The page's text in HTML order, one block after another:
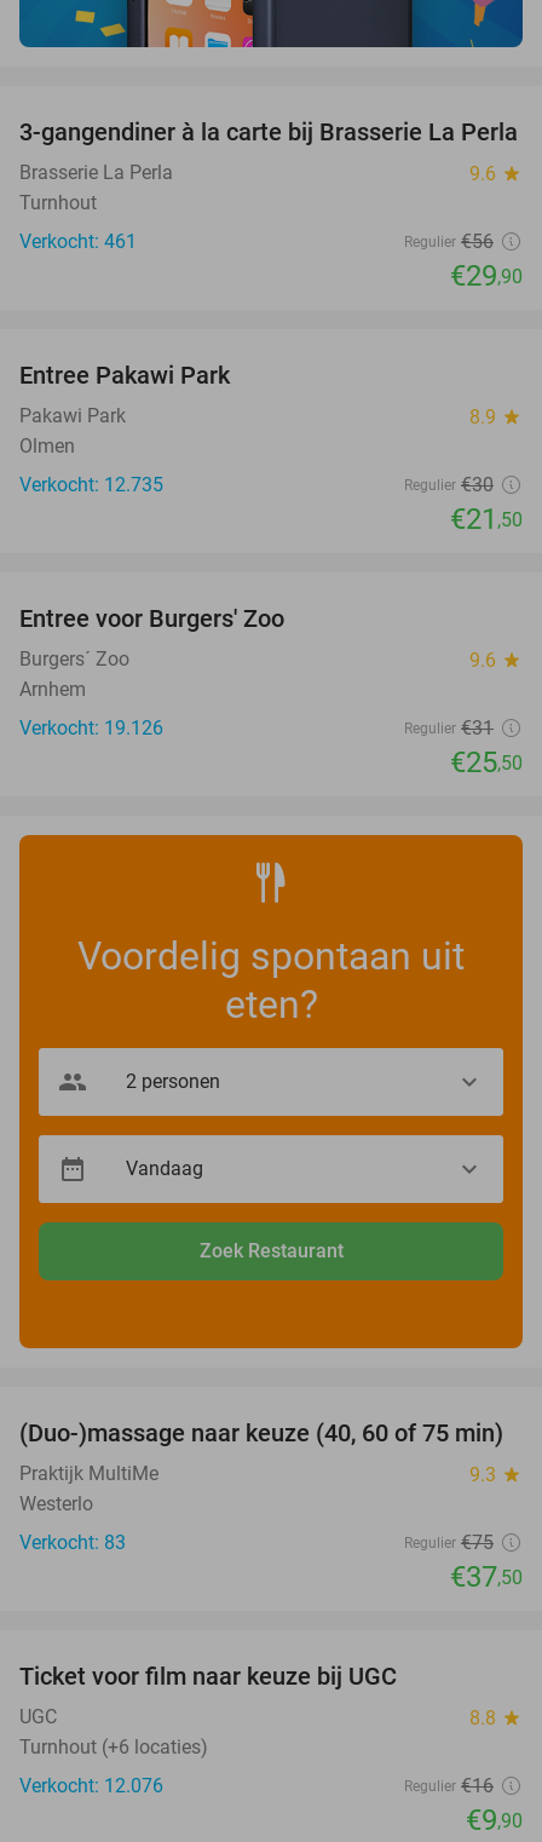
47%
3-gangendiner à la carte bij Brasserie La Perla
Brasserie La Perla 9.6 star
Turnhout
Verkocht: 461
Regulier €56
€29,90
Entree Pakawi Park
Pakawi Park 8.9 star
Olmen
Verkocht: 12.735
Regulier €30
€21 ,50
Entree voor Burgers' Zoo
Burgers´ Zoo 9.6 star
Arnhem
Verkocht: 19.126
Regulier €31
€25,50
Voordelig spontaan uit
eten?
Zoek Restaurant
50%
(Duo-)massage naar keuze (40, 60 of 75 min)
Praktijk MultiMe 9.3 star
Westerlo
Verkocht: 83
Regulier €75
€37,50
Ticket voor film naar keuze bij UGC
UGC 8.8 star
Turnhout (+6 locaties)
Verkocht: 12.076
Regulier €16
€9,90